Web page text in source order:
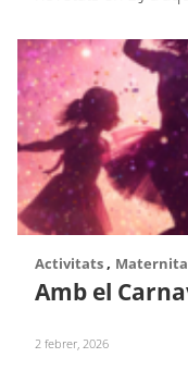
Activitats ,
Amb el
2 febrer, 2026